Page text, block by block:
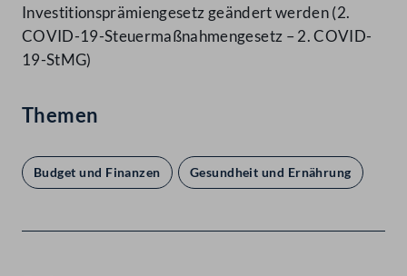
Investitionsprämiengesetz geändert werden (2.
COVID-19-Steuermaßnahmengesetz – 2. COVID-
19-StMG)
Themen
Budget und Finanzen Gesundheit und Ernährung